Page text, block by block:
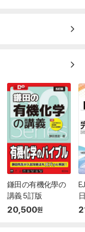
鎌田の有機化學の
講義 5訂版
20,500원